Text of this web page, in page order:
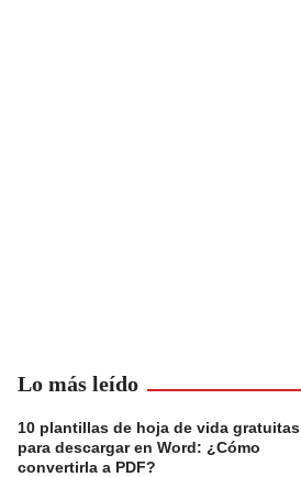
Lo más leído
10 plantillas de hoja de vida gratuitas
para descargar en Word: ¿Cómo
convertirla a PDF?